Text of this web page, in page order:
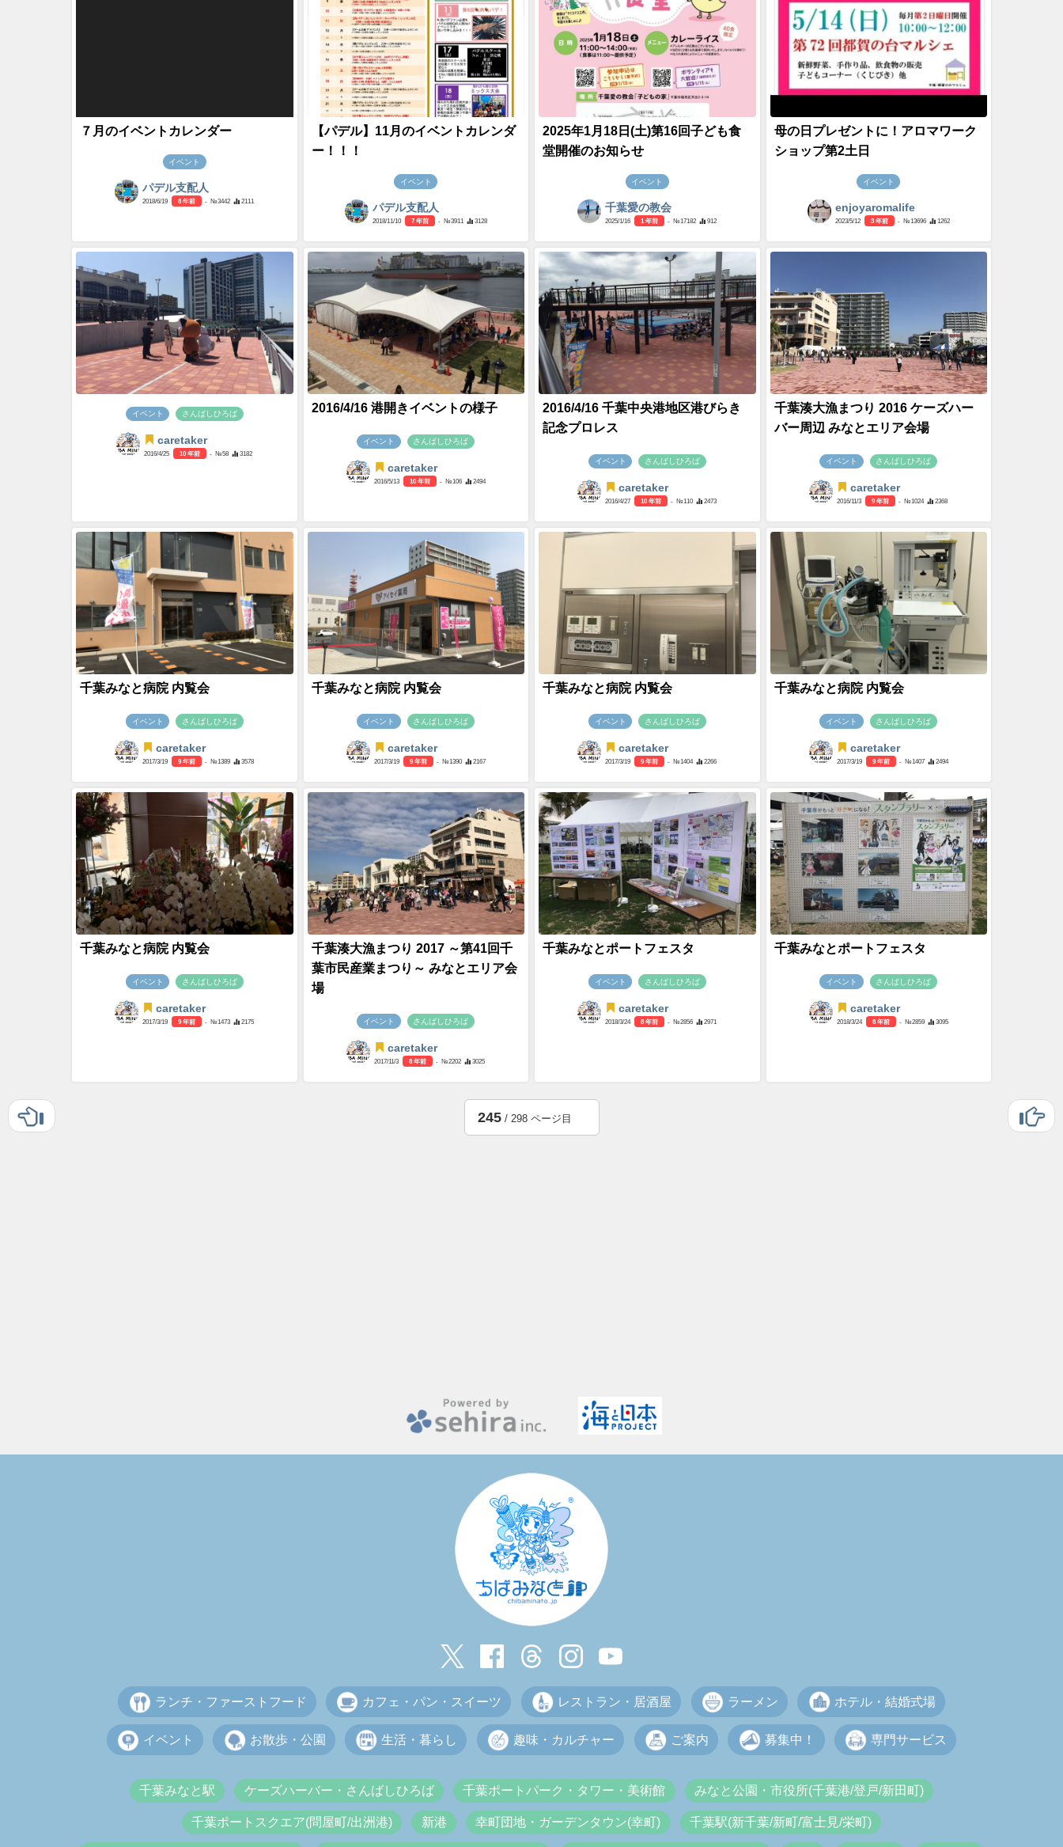
７月のイベントカレンダー
イベント
パデル支配人
2018/6/19 8 年前 - №3442 2111
【パデル】11月のイベントカレンダ
ー！！！
イベント
パデル支配人
2018/11/10 7 年前 - №3911 3128
2025年1月18日(土)第16回子ども食
堂開催のお知らせ
イベント
千葉愛の教会
2025/1/16 1 年前 - №17182 912
母の日プレゼントに！アロマワーク
ショップ第2土日
イベント
enjoyaromalife
2023/5/12 3 年前 - №13696 1262
イベント さんばしひろば
caretaker
2016/4/25 10 年前 - №58 3182
2016/4/16 港開きイベントの様子
イベント さんばしひろば
caretaker
2016/5/13 10 年前 - №106 2494
2016/4/16 千葉中央港地区港びらき
記念プロレス
イベント さんばしひろば
caretaker
2016/4/27 10 年前 - №110 2473
千葉湊大漁まつり 2016 ケーズハー
バー周辺 みなとエリア会場
イベント さんばしひろば
caretaker
2016/11/3 9 年前 - №1024 2368
千葉みなと病院 内覧会
イベント さんばしひろば
caretaker
2017/3/19 9 年前 - №1389 3578
千葉みなと病院 内覧会
イベント さんばしひろば
caretaker
2017/3/19 9 年前 - №1390 2167
千葉みなと病院 内覧会
イベント さんばしひろば
caretaker
2017/3/19 9 年前 - №1404 2266
千葉みなと病院 内覧会
イベント さんばしひろば
caretaker
2017/3/19 9 年前 - №1407 2494
千葉みなと病院 内覧会
イベント さんばしひろば
caretaker
2017/3/19 9 年前 - №1473 2175
千葉湊大漁まつり 2017 ～第41回千
葉市民産業まつり～ みなとエリア会
場
イベント さんばしひろば
caretaker
2017/11/3 8 年前 - №2202 3025
千葉みなとポートフェスタ
イベント さんばしひろば
caretaker
2018/3/24 8 年前 - №2856 2971
千葉みなとポートフェスタ
イベント さんばしひろば
caretaker
2018/3/24 8 年前 - №2859 3095
245/ 298 ページ目
ランチ・ファーストフード カフェ・パン・スイーツ レストラン・居酒屋 ラーメン ホテル・結婚式場
イベント お散歩・公園 生活・暮らし 趣味・カルチャー ご案内 募集中！ 専門サービス
千葉みなと駅 ケーズハーバー・さんばしひろば 千葉ポートパーク・タワー・美術館 みなと公園・市役所(千葉港/登戸/新田町)
千葉ポートスクエア(問屋町/出洲港) 新港 幸町団地・ガーデンタウン(幸町) 千葉駅(新千葉/新町/富士見/栄町)